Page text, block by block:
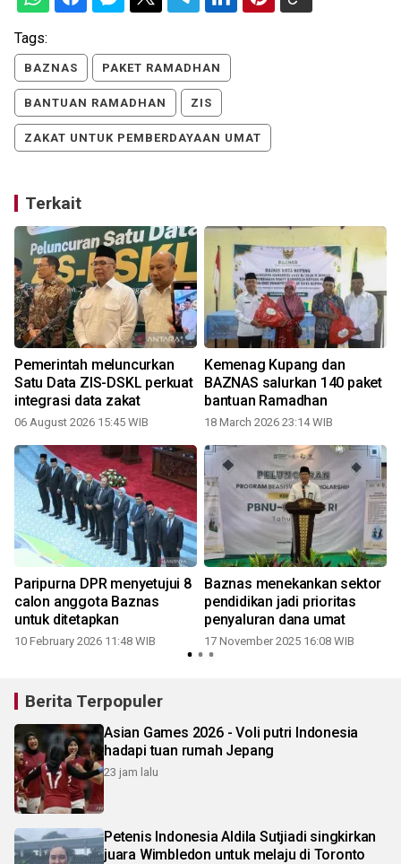
Tags:
BAZNAS PAKET RAMADHAN
BANTUAN RAMADHAN ZIS
ZAKAT UNTUK PEMBERDAYAAN UMAT
Terkait
Pemerintah meluncurkan
Satu Data ZIS-DSKL perkuat
integrasi data zakat
06 August 2026 15:45 WIB
Kemenag Kupang dan
BAZNAS salurkan 140 paket
bantuan Ramadhan
18 March 2026 23:14 WIB
Paripurna DPR menyetujui 8
calon anggota Baznas
untuk ditetapkan
10 February 2026 11:48 WIB
Baznas menekankan sektor
pendidikan jadi prioritas
penyaluran dana umat
17 November 2025 16:08 WIB
Berita Terpopuler
Asian Games 2026 - Voli putri Indonesia
hadapi tuan rumah Jepang
23 jam lalu
Petenis Indonesia Aldila Sutjiadi singkirkan
juara Wimbledon untuk melaju di Toronto